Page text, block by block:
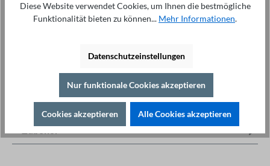
Fachberatung unter
Drucken
Highlights Kalibrierung der 700er Serie vom Hersteller
Benning Kalibrierungszertifikat nach ISO9001 (basierend
auf ISO17025)…
Mehr
Zubehör
Diese Website verwendet Cookies, um Ihnen die bestmögliche
Funktionalität bieten zu können... Mehr Informationen.
Datenschutzeinstellungen
Nur funktionale Cookies akzeptieren
Cookies akzeptieren Alle Cookies akzeptieren